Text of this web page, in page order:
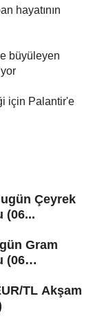
hayatının
büyüleyen
için Palantir'e
Çeyrek
(06...
Gram
(06
TL Akşam